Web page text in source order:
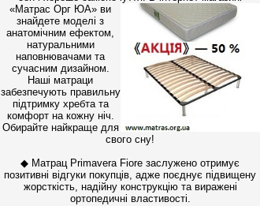
«Матрас Орг ЮА» ви
знайдете моделі з
анатомічним ефектом,
натуральними
наповнювачами та
сучасним дизайном.
Наші матраци
забезпечують правильну
підтримку хребта та
комфорт на кожну ніч.
Обирайте найкраще для
свого сну!
◆ Матрац Primavera Fiore заслужено отримує
позитивні відгуки покупців, адже поєднує підвищену
жорсткість, надійну конструкцію та виражені
ортопедичні властивості.